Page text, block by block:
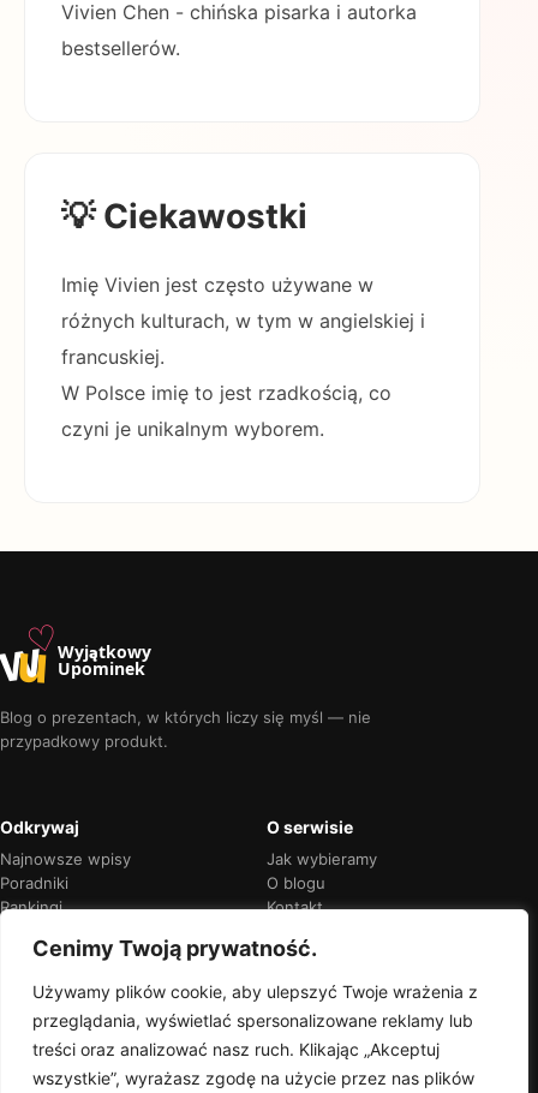
Cenimy Twoją prywatność.
Używamy plików cookie, aby ulepszyć Twoje wrażenia z
przeglądania, wyświetlać spersonalizowane reklamy lub
treści oraz analizować nasz ruch. Klikając „Akceptuj
wszystkie”, wyrażasz zgodę na użycie przez nas plików
Vivien Chen - chińska pisarka i autorka
bestsellerów.
💡 Ciekawostki
Imię Vivien jest często używane w
różnych kulturach, w tym w angielskiej i
francuskiej.
W Polsce imię to jest rzadkością, co
czyni je unikalnym wyborem.
u♡Wyjątkowy
Upominek
Blog o prezentach, w których liczy się myśl — nie
przypadkowy produkt.
Odkrywaj
Najnowsze wpisy
Poradniki
Rankingi
O serwisie
Jak wybieramy
O blogu
Kontakt
Przejrzyste rekomendacje
zawsze oznaczymy je wprost.